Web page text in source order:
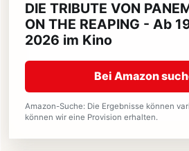
DIE TRIBUTE VON
ON THE REAPING - Ab
2026 im Kino
Bei Amazon
Amazon-Suche: Die Ergebnisse können
können wir eine Provision erhalten.